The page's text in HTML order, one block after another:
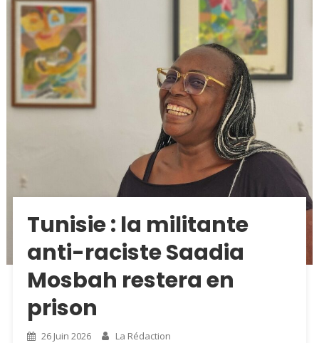
Tunisie : la militante
anti-raciste Saadia
Mosbah restera en
prison
26 Juin 2026 La Rédaction